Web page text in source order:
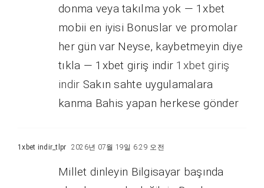
donma veya takılma yok — 1xbet
mobii en iyisi Bonuslar ve promolar
her gün var Neyse, kaybetmeyin diye
tıkla — 1xbet giriş indir 1xbet giriş
indir Sakın sahte uygulamalara
kanma Bahis yapan herkese gönder
1xbet indir_tlpr 2026년 07월 19일 6:29 오전
Millet dinleyin Bilgisayar başında